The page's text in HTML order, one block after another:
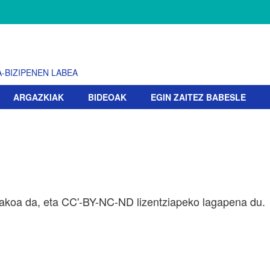
BIZIPENEN LABEA
ARGAZKIAK BIDEOAK EGIN ZAITEZ BABESLE
da, eta CC'-BY-NC-ND lizentziapeko lagapena du.